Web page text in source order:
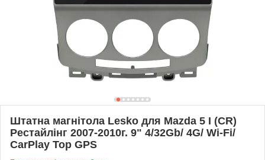
Штатна магнітола Lesko для Mazda 5 I (CR)
Рестайлінг 2007-2010г. 9" 4/32Gb/ 4G/ Wi-Fi/
CarPlay Top GPS